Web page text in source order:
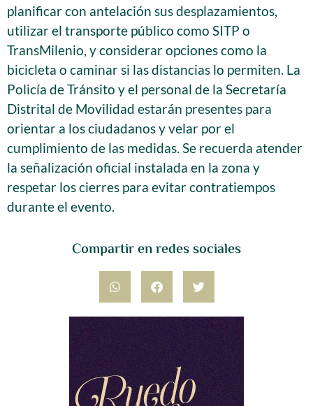
Compartir en redes sociales
planificar con antelación sus desplazamientos,
utilizar el transporte público como SITP o
TransMilenio, y considerar opciones como la
bicicleta o caminar si las distancias lo permiten. La
Policía de Tránsito y el personal de la Secretaría
Distrital de Movilidad estarán presentes para
orientar a los ciudadanos y velar por el
cumplimiento de las medidas. Se recuerda atender
la señalización oficial instalada en la zona y
respetar los cierres para evitar contratiempos
durante el evento.